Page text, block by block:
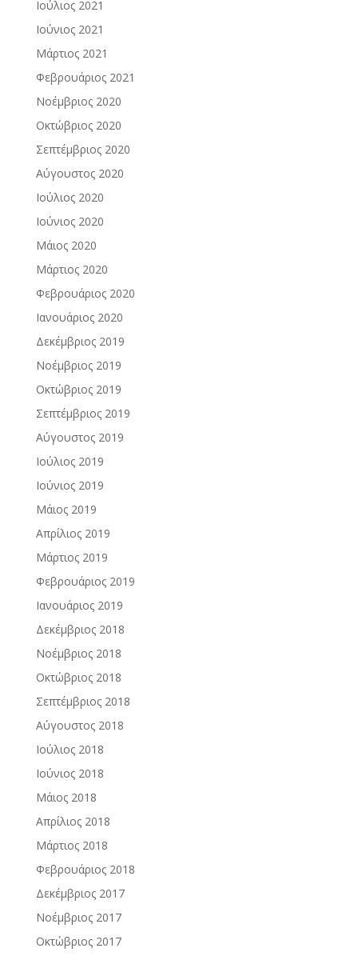
Ιούλιος 2021
Ιούνιος 2021
Μάρτιος 2021
Φεβρουάριος 2021
Νοέμβριος 2020
Οκτώβριος 2020
Σεπτέμβριος 2020
Αύγουστος 2020
Ιούλιος 2020
Ιούνιος 2020
Μάιος 2020
Μάρτιος 2020
Φεβρουάριος 2020
Ιανουάριος 2020
Δεκέμβριος 2019
Νοέμβριος 2019
Οκτώβριος 2019
Σεπτέμβριος 2019
Αύγουστος 2019
Ιούλιος 2019
Ιούνιος 2019
Μάιος 2019
Απρίλιος 2019
Μάρτιος 2019
Φεβρουάριος 2019
Ιανουάριος 2019
Δεκέμβριος 2018
Νοέμβριος 2018
Οκτώβριος 2018
Σεπτέμβριος 2018
Αύγουστος 2018
Ιούλιος 2018
Ιούνιος 2018
Μάιος 2018
Απρίλιος 2018
Μάρτιος 2018
Φεβρουάριος 2018
Δεκέμβριος 2017
Νοέμβριος 2017
Οκτώβριος 2017